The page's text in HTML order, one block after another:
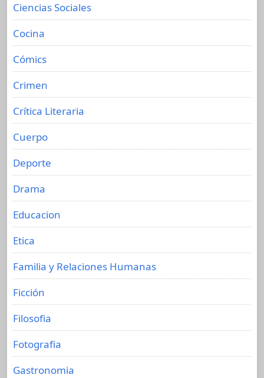
Ciencias Sociales
Cocina
Cómics
Crimen
Crítica Literaria
Cuerpo
Deporte
Drama
Educacion
Etica
Familia y Relaciones Humanas
Ficción
Filosofia
Fotografia
Gastronomia